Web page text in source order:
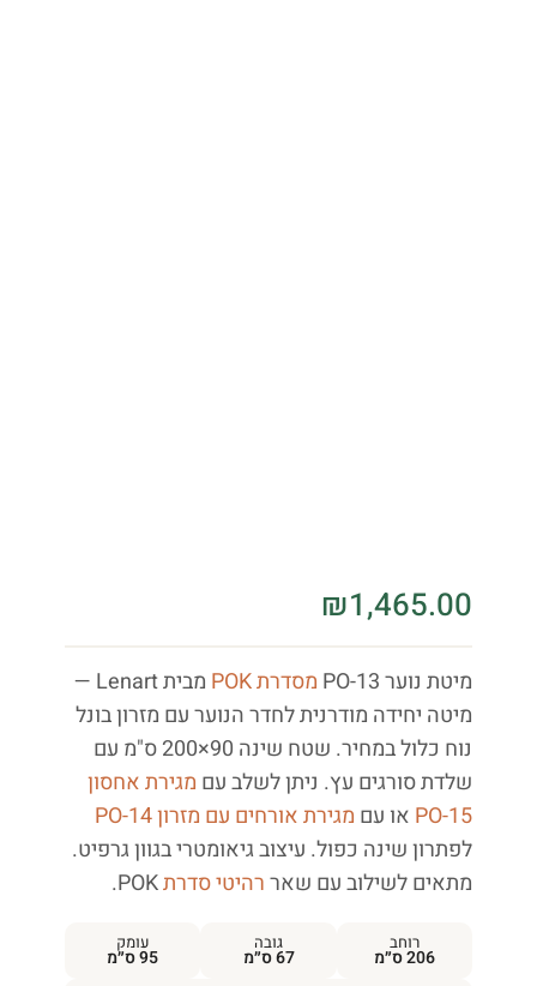
₪1,465.00
מיטת נוער PO-13 מסדרת POK
מבית Lenart —
מיטה יחידה מודרנית לחדר הנוער עם מזרון בונל
נוח כלול במחיר. שטח שינה 90×200 ס"מ עם
שלדת סורגים עץ. ניתן לשלב עם מגירת אחסון
PO-15 או עם מגירת אורחים עם מזרון PO-14
לפתרון שינה כפול. עיצוב גיאומטרי בגוון גרפיט.
מתאים לשילוב עם שאררהיטי סדרתPOK.
רוחב
206 ס״מ
גובה
67 ס״מ
עומק
95 ס״מ